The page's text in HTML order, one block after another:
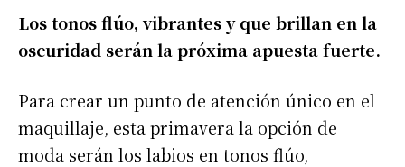
Los tonos flúo, vibrantes y que brillan en la
oscuridad serán la próxima apuesta fuerte.
Para crear un punto de atención único en el
maquillaje, esta primavera la opción de
moda serán los labios en tonos flúo,